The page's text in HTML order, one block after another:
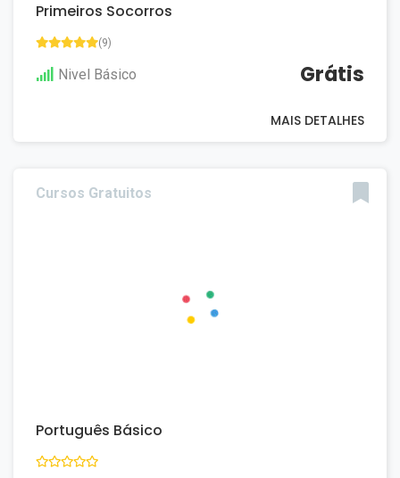
Primeiros Socorros
(9)
Nivel Básico Grátis
MAIS DETALHES
Cursos Gratuitos
Português Básico